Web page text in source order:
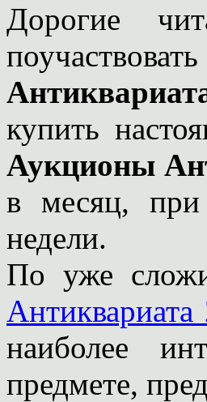
Дорогие
купить
Аукционы
в месяц, при
недели.
По уже
Антиквариата
наиболее
предмете,